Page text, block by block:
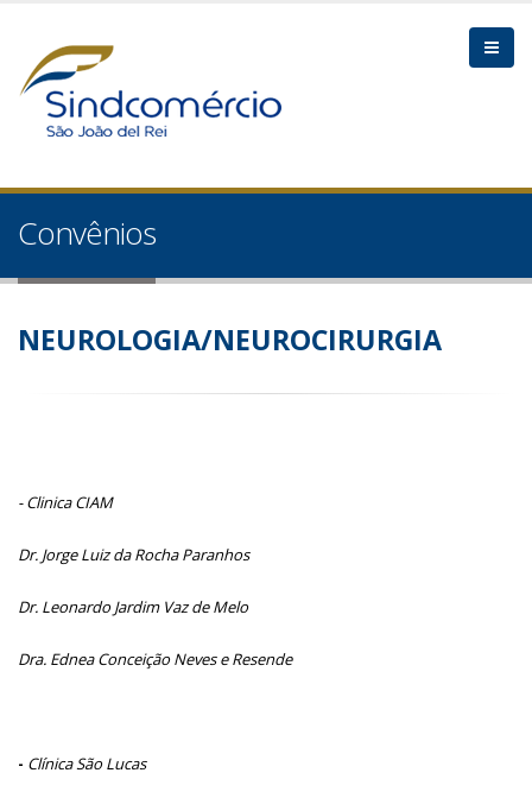
Convênios
NEUROLOGIA/NEUROCIRURGIA
- Clinica CIAM
Dr. Jorge Luiz da Rocha Paranhos
Dr. Leonardo Jardim Vaz de Melo
Dra. Ednea Conceição Neves e Resende
- Clínica São Lucas